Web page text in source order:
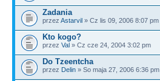
Zadania
przez Astarvil » Cz lis 09, 2006 8:07 pm
Kto kogo?
przez Val » Cz cze 24, 2004 3:02 pm
Do Tzeentcha
przez Delin » So maja 27, 2006 6:36 pm